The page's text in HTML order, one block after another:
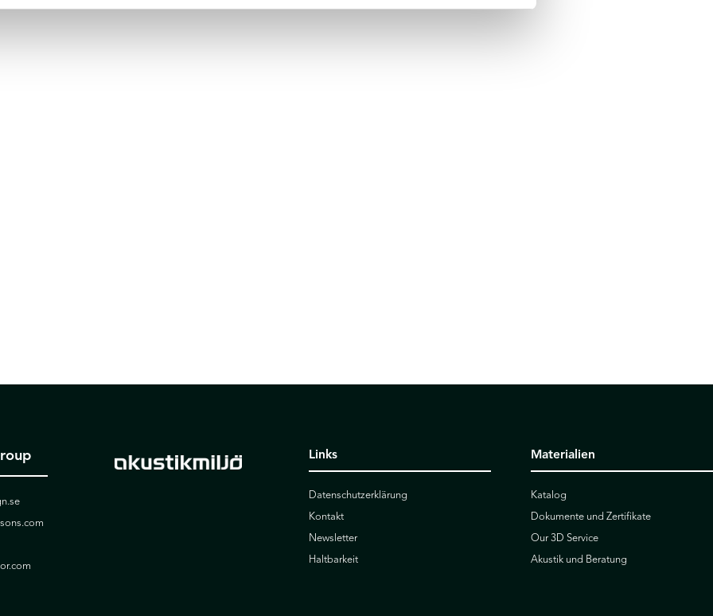
Links
Datenschutzerklärung
Kontakt
Newsletter
Haltbarkeit
Materialien
Katalog
Dokumente und Zertifikate
Our 3D Service
Akustik und Beratung